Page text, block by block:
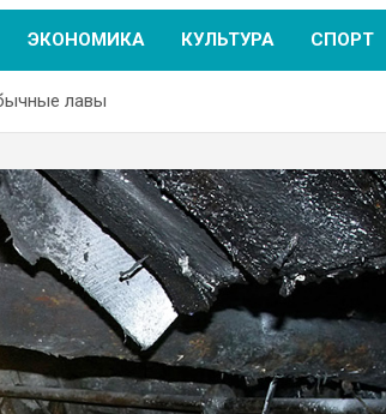
ЭКОНОМИКА КУЛЬТУРА СПОРТ
лавы